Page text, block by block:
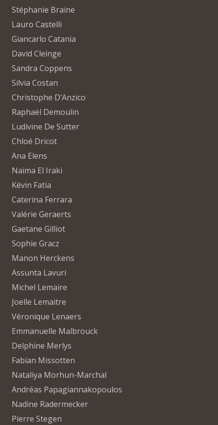
Stéphanie Braine
Lauro Castelli
Giancarlo Catania
David Cleinge
Sandra Coppens
Silvia Costan
Christophe D’Anzico
Raphaël Demoulin
Ludivine De Sutter
Chloé Dricot
Ana Elens
Naima El Iraki
Kévin Fatia
Caterina Ferrara
Valérie Geraerts
Gaetane Gilliot
Sophie Gracz
Manon Herckens
Assunta Lavuri
Michel Lemaire
Joelle Lemaitre
Véronique Lenaers
Emmanuelle Malbrouck
Delphine Merlys
Fabian Missotten
Nataliya Morhun-Marchal
Andréas Papagiannakopoulos
Nadine Radermecker
Pierre Stegen